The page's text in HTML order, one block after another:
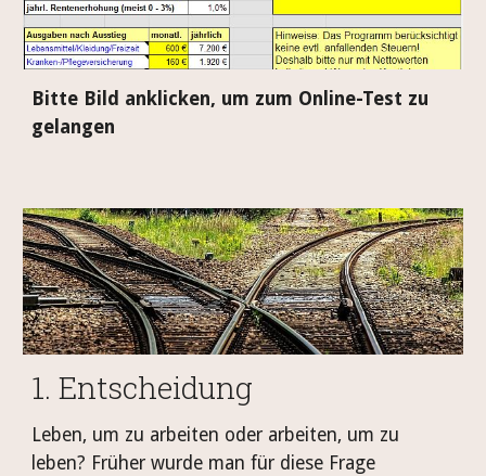
Bitte Bild anklicken, um zum Online-Test zu
gelangen
1. Entscheidung
Leben, um zu arbeiten oder arbeiten, um zu
leben? Früher wurde man für diese Frage